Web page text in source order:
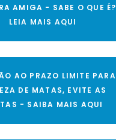
AMIGA - SABE O QUE É?
LEIA MAIS AQUI
AO PRAZO LIMITE PARA
DE MATAS, EVITE AS
- SAIBA MAIS AQUI